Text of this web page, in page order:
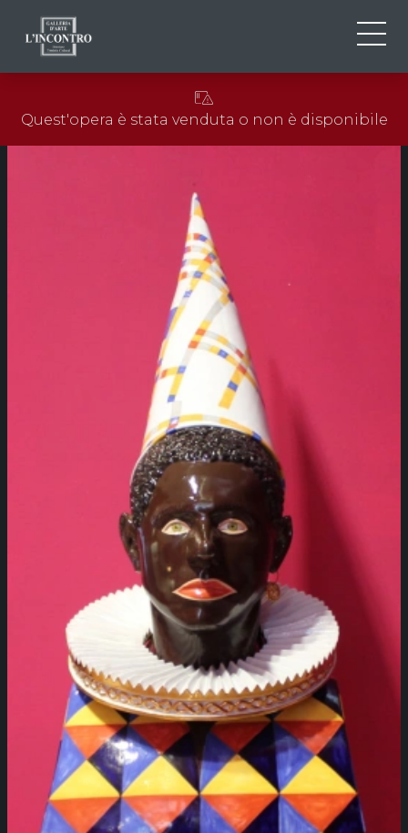
EN
FR
NEWS ED EVENTI
Quest'opera è stata venduta o non è disponibile